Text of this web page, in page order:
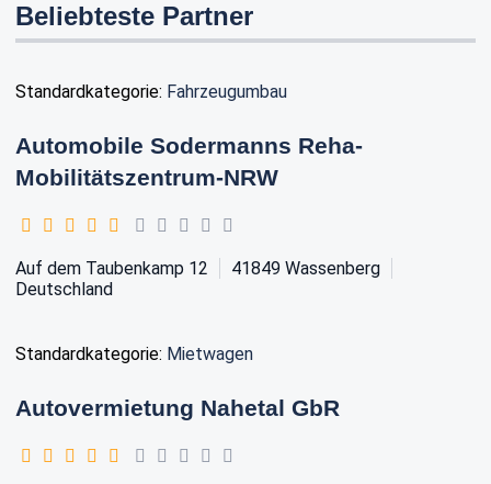
Beliebteste Partner
Standardkategorie: Fahrzeugumbau
Automobile Sodermanns Reha-
Mobilitätszentrum-NRW
Auf dem Taubenkamp 12 41849 Wassenberg
Deutschland
Standardkategorie: Mietwagen
Autovermietung Nahetal GbR